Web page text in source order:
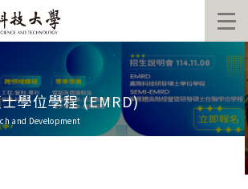
學位學程 (EMRD)
and Development